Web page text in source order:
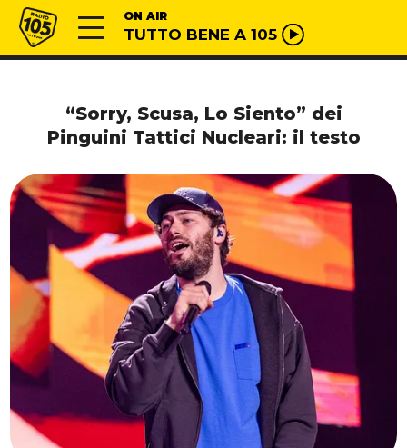
Vai al contenuto
Radio 105 ON AIR
TUTTO BENE A 105
“Sorry, Scusa, Lo Siento” dei
Pinguini Tattici Nucleari: il testo